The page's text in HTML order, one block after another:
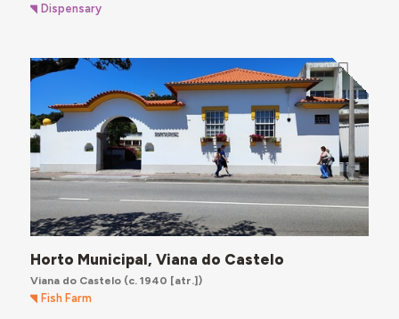
Dispensary
Horto Municipal, Viana do Castelo
Viana do Castelo(c. 1940 [atr.])
Fish Farm